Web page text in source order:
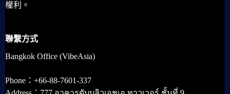
權利。
聯繫方式
Bangkok Office (VibeAsia)
Phone：+66-88-7601-337